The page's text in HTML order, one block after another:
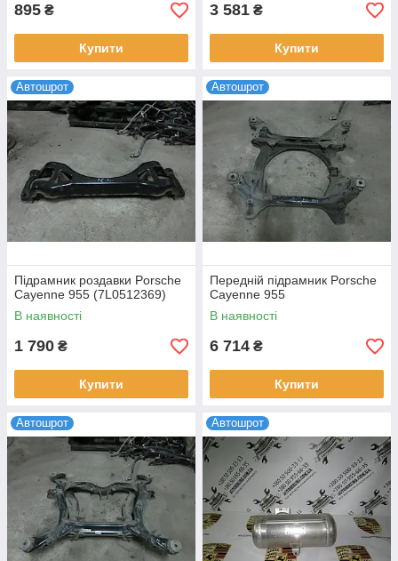
895 ₴
Купити
3 581 ₴
Купити
Автошрот
Підрамник роздавки Porsche
Cayenne 955 (7L0512369)
В наявності
1 790 ₴
Купити
Автошрот
Передній підрамник Porsche
Cayenne 955
В наявності
6 714 ₴
Купити
Автошрот Автошрот